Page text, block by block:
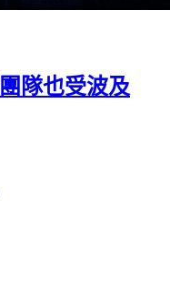
隊也受波及